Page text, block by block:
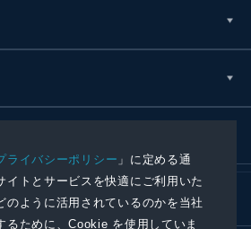
ライバシーポリシー 」に定める通
イトとサービスを快適にご利用いた
のように活用されているのかを当社
るために、Cookie を使用していま